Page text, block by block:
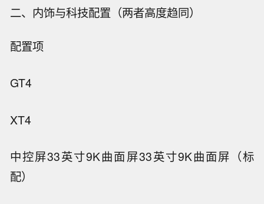
二、内饰与科技配置（两者高度趋同）
配置项
GT4
XT4
中控屏33英寸9K曲面屏33英寸9K曲面屏（标
配）